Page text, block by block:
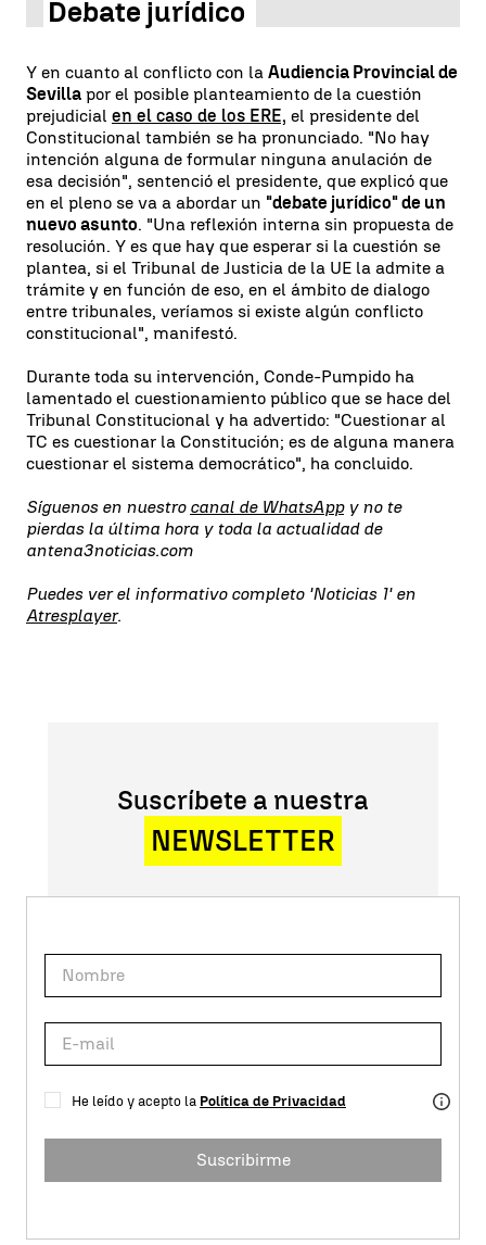
Debate jurídico
Y en cuanto al conflicto con la Audiencia Provincial de
Sevilla por el posible planteamiento de la cuestión
prejudicial en el caso de los ERE, el presidente del
Constitucional también se ha pronunciado. "No hay
intención alguna de formular ninguna anulación de
esa decisión", sentenció el presidente, que explicó que
en el pleno se va a abordar un "debate jurídico" de un
nuevo asunto. "Una reflexión interna sin propuesta de
resolución. Y es que hay que esperar si la cuestión se
plantea, si el Tribunal de Justicia de la UE la admite a
trámite y en función de eso, en el ámbito de dialogo
entre tribunales, veríamos si existe algún conflicto
constitucional", manifestó.
Durante toda su intervención, Conde-Pumpido ha
lamentado el cuestionamiento público que se hace del
Tribunal Constitucional y ha advertido: "Cuestionar al
TC es cuestionar la Constitución; es de alguna manera
cuestionar el sistema democrático", ha concluido.
Síguenos en nuestro canal de WhatsAppy no te
pierdas la última hora y toda la actualidad de
antena3noticias.com
Puedes ver el informativo completo 'Noticias 1' en
Atresplayer.
Suscríbete a nuestra
NEWSLETTER
He leído y acepto la Política de Privacidad
Suscribirme